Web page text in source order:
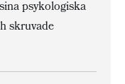
psykologiska
skruvade